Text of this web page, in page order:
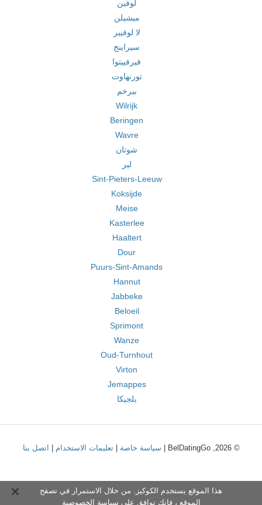
لوفين
ميشيلن
لا لوفيير
سيراينج
فيرفييتوا
تورنهاوت
بيرخم
Wilrijk
Beringen
Wavre
شوتان
لير
Sint-Pieters-Leeuw
Koksijde
Meise
Kasterlee
Haaltert
Dour
Puurs-Sint-Amands
Hannut
Jabbeke
Beloeil
Sprimont
Wanze
Oud-Turnhout
Virton
Jemappes
بلجيكا
© 2026, BelDatingGo | سياسة خاصة |تعليمات الاستخدام اتصل بنا
هذا الموقع يستخدم الكوكيز. من خلال الاستمرار في تصفح
الموقع ، فإنك توافق على سياسة الخصوصية